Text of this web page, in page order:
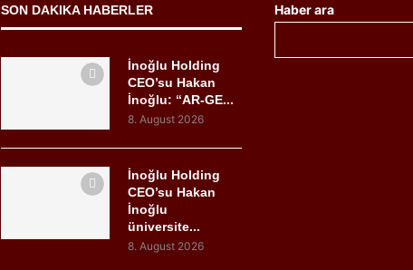
SON DAKIKA HABERLER
İnoğlu Holding
CEO’su Hakan
İnoğlu: “AR-GE...
8. August 2026
İnoğlu Holding
CEO’su Hakan
İnoğlu
üniversite...
8. August 2026
Haber ara